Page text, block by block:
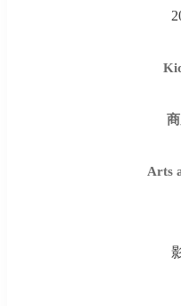
Arts